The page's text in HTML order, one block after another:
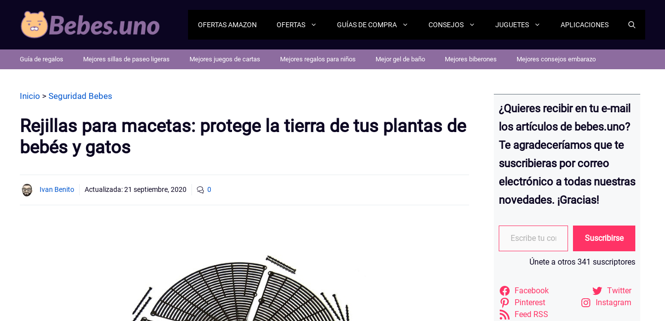
Saltar
OFERTAS AMAZON OFERTAS GUÍAS DE COMPRA CONSEJOS JUGUETES APLICACIONES
Guía de regalos Mejores sillas de paseo ligeras Mejores juegos de cartas Mejores regalos para niños Mejor gel de baño Mejores biberones Mejores consejos embarazo
Inicio > Seguridad Bebes
Rejillas para macetas: protege la tierra de tus plantas de
bebés y gatos
Ivan Benito Actualizada:21 septiembre, 2020 0
¿Quieres recibir en tu e-mail
los artículos de bebes.uno?
Te agradeceríamos que te
suscribieras por correo
electrónico a todas nuestras
novedades. ¡Gracias!
Escribe tu correo electrónico…
Suscribirse
Únete a otros 341 suscriptores
Facebook
Twitter
Pinterest
Instagram
Feed RSS